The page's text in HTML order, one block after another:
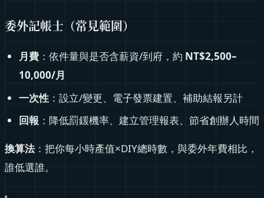
委外記帳士（常見範圍）
月費 ：依件量與是否含薪資/到府，約 NT$2,500–
10,000/月
一次性 ：設立/變更、電子發票建置、補助結報另計
回報 ：降低罰鍰機率、建立管理報表、節省創辦人時間
換算法 ：把你每小時產值×DIY總時數，與委外年費相比，
誰低選誰。